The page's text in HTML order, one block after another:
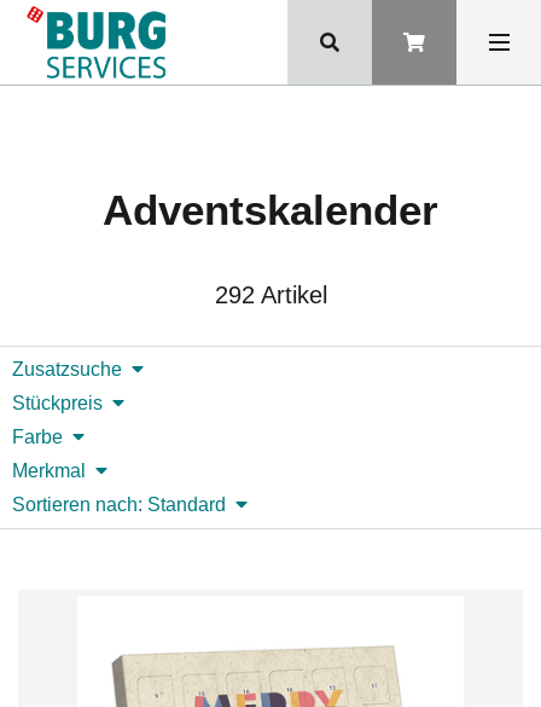
Adventskalender
292 Artikel
Zusatzsuche
Stückpreis
Farbe
Merkmal
Sortieren nach: Standard